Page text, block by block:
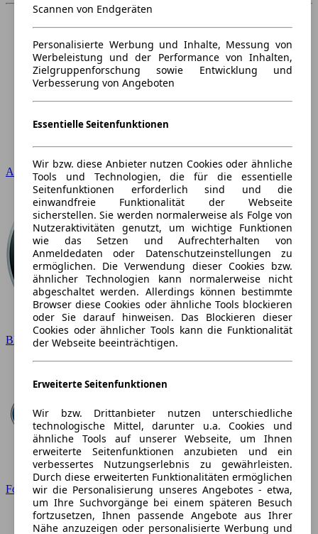
Audi
BMW
Ford
Scannen von Endgeräten
Personalisierte Werbung und Inhalte, Messung von
Werbeleistung und der Performance von Inhalten,
Zielgruppenforschung sowie Entwicklung und
Verbesserung von Angeboten
Essentielle Seitenfunktionen
Wir bzw. diese Anbieter nutzen Cookies oder ähnliche
Tools und Technologien, die für die essentielle
Seitenfunktionen erforderlich sind und die
einwandfreie Funktionalität der Webseite
sicherstellen. Sie werden normalerweise als Folge von
Nutzeraktivitäten genutzt, um wichtige Funktionen
wie das Setzen und Aufrechterhalten von
Anmeldedaten oder Datenschutzeinstellungen zu
ermöglichen. Die Verwendung dieser Cookies bzw.
ähnlicher Technologien kann normalerweise nicht
abgeschaltet werden. Allerdings können bestimmte
Browser diese Cookies oder ähnliche Tools blockieren
oder Sie darauf hinweisen. Das Blockieren dieser
Cookies oder ähnlicher Tools kann die Funktionalität
der Webseite beeinträchtigen.
Erweiterte Seitenfunktionen
Wir bzw. Drittanbieter nutzen unterschiedliche
technologische Mittel, darunter u.a. Cookies und
ähnliche Tools auf unserer Webseite, um Ihnen
erweiterte Seitenfunktionen anzubieten und ein
verbessertes Nutzungserlebnis zu gewährleisten.
Durch diese erweiterten Funktionalitäten ermöglichen
wir die Personalisierung unseres Angebotes - etwa,
um Ihre Suchvorgänge bei einem späteren Besuch
fortzusetzen, Ihnen passende Angebote aus Ihrer
Nähe anzuzeigen oder personalisierte Werbung und